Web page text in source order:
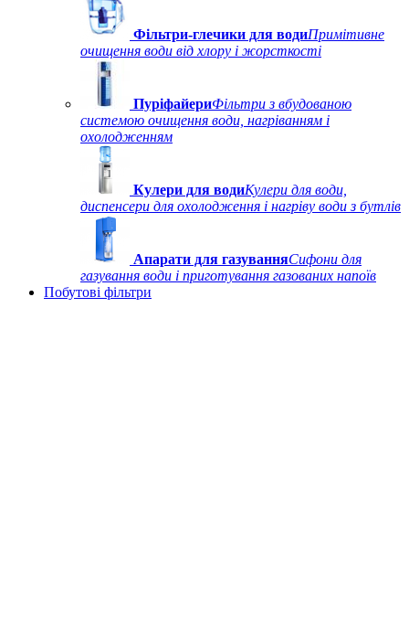
Фільтри-глечики для водиПримітивне
очищення води від хлору і жорсткості
ПуріфайериФільтри з вбудованою
системою очищення води, нагріванням і
охолодженням
Кулери для водиКулери для води,
диспенсери для охолодження і нагріву води з бутлів
Апарати для газуванняСифони для
газування води і приготування газованих напоїв
Побутові фільтри